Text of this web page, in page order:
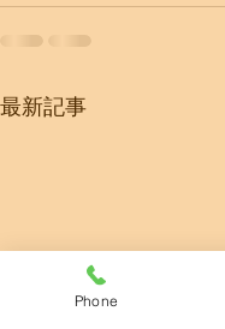
最新記事
Phone